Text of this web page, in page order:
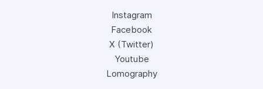
Instagram
Facebook
X (Twitter)
Youtube
Lomography